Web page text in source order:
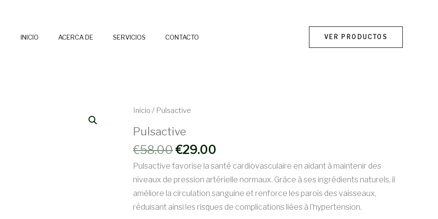
INICIO ACERCA DE SERVICIOS CONTACTO VER PRODUCTOS
Inicio / Pulsactive
Pulsactive
€58.00El
precio
original
era:
€58.00.
€29.00
precio
actual
es:
€29.00.
Pulsactive favorise la santé cardiovasculaire en aidant à maintenir des
niveaux de pression artérielle normaux. Grâce à ses ingrédients naturels, il
améliore la circulation sanguine et renforce les parois des vaisseaux,
réduisant ainsi les risques de complications liées à l’hypertension.